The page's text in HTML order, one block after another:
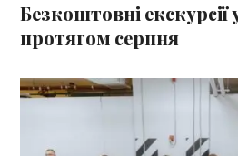
Безкоштовні екскурсії
протягом серпня